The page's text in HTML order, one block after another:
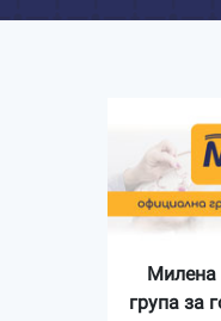
Милена
група за